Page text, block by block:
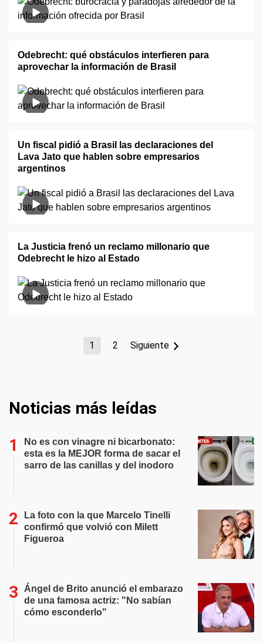
Odebrecht: qué obstáculos interfieren para
aprovechar la información de Brasil
Un fiscal pidió a Brasil las declaraciones del
Lava Jato que hablen sobre empresarios
argentinos
La Justicia frenó un reclamo millonario que
Odebrecht le hizo al Estado
1 2 Siguiente
Noticias más leídas
No es con vinagre ni bicarbonato:
esta es la MEJOR forma de sacar el
sarro de las canillas y del inodoro
La foto con la que Marcelo Tinelli
confirmó que volvió con Milett
Figueroa
Ángel de Brito anunció el embarazo
de una famosa actriz: "No sabían
cómo esconderlo"